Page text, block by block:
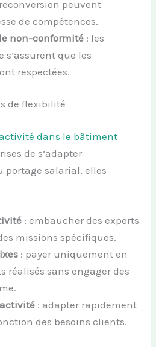
peuvent
de compétences.
non-conformité : les
s’assurent que les
respectées.
de flexibilité
dans le bâtiment
de s’adapter
portage salarial, elles
: embaucher des experts
missions spécifiques.
: payer uniquement en
réalisés sans engager des
: adapter rapidement
des besoins clients.